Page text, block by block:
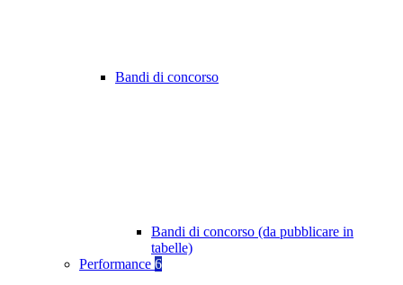
Bandi di concorso
Bandi di concorso (da pubblicare in
tabelle)
Performance 6